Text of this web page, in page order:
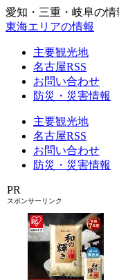
愛知・三重・岐阜の
東海エリアの情報
主要観光地
名古屋RSS
お問い合わせ
防災・災害情報
主要観光地
名古屋RSS
お問い合わせ
防災・災害情報
PR
スポンサーリンク